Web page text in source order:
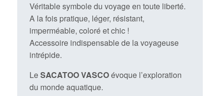
Véritable symbole du voyage en toute liberté.
A la fois pratique, léger, résistant,
imperméable, coloré et chic !
Accessoire indispensable de la voyageuse
intrépide.
LeSACATOO VASCOévoque l’exploration
du monde aquatique.